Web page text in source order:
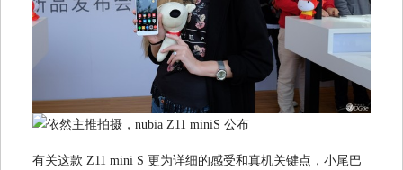
有关这款 Z11 mini S 更为详细的感受和真机关键点，小尾巴